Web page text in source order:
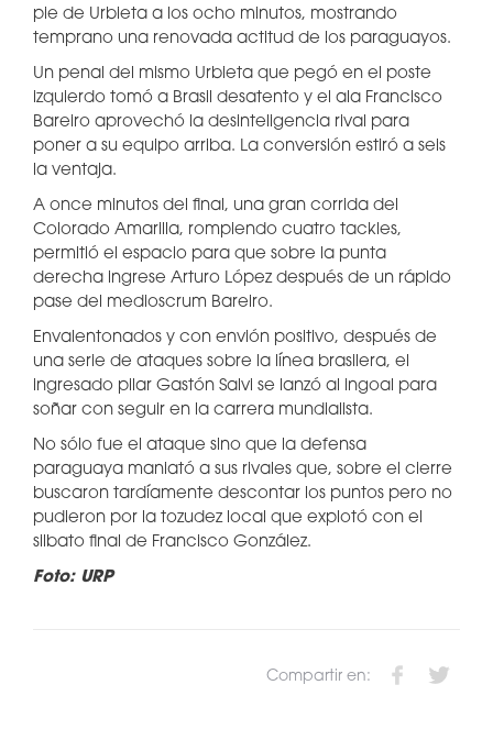
pie de Urbieta a los ocho minutos, mostrando
temprano una renovada actitud de los paraguayos.
Un penal del mismo Urbieta que pegó en el poste
izquierdo tomó a Brasil desatento y el ala Francisco
Bareiro aprovechó la desinteligencia rival para
poner a su equipo arriba. La conversión estiró a seis
la ventaja.
A once minutos del final, una gran corrida del
Colorado Amarilla, rompiendo cuatro tackles,
permitió el espacio para que sobre la punta
derecha ingrese Arturo López después de un rápido
pase del medioscrum Bareiro.
Envalentonados y con envión positivo, después de
una serie de ataques sobre la línea brasilera, el
ingresado pilar Gastón Salvi se lanzó al ingoal para
soñar con seguir en la carrera mundialista.
No sólo fue el ataque sino que la defensa
paraguaya maniató a sus rivales que, sobre el cierre
buscaron tardíamente descontar los puntos pero no
pudieron por la tozudez local que explotó con el
silbato final de Francisco González.
Foto: URP
Compartir en: